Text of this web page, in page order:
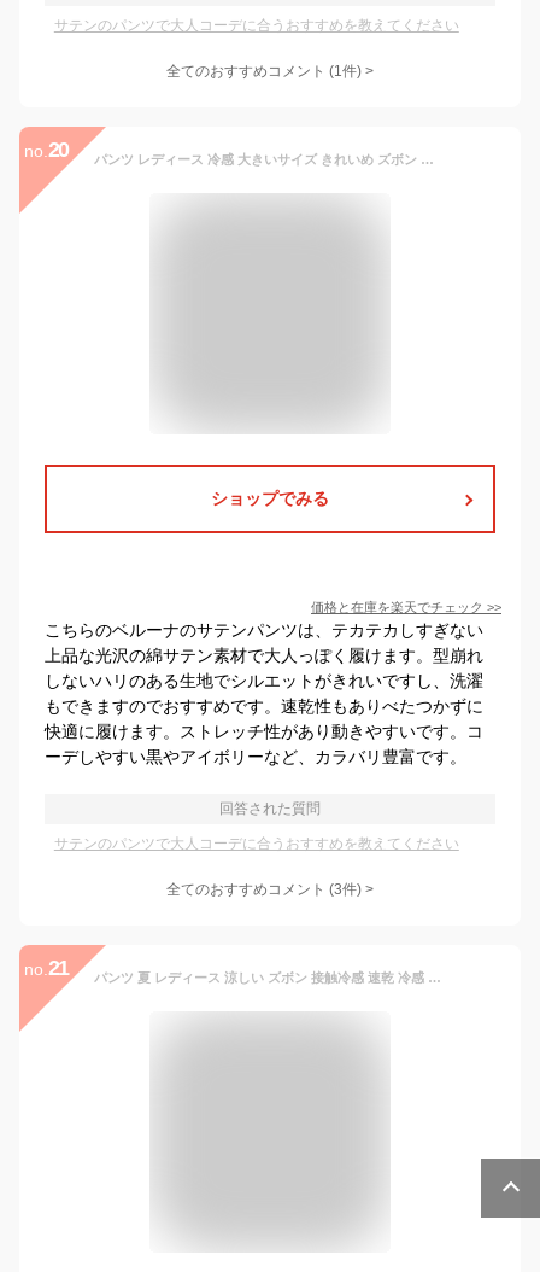
サテンのパンツで大人コーデに合うおすすめを教えてください
全てのおすすめコメント (1件) >
no. 20 パンツ レディース 冷感 大きいサイズ きれいめ ズボン ゆったり 夏 涼しい サラリ 速乾 綿サテン ストレッチ 接触冷感 ひんやり 吸汗速乾機 UV対策 カラーパンツ ストレッチ 2026夏 belluna ベルーナ S 股下64cm-5L 股下74cm 26su
ショップでみる
価格と在庫を楽天でチェック >>
こちらのベルーナのサテンパンツは、テカテカしすぎない
上品な光沢の綿サテン素材で大人っぽく履けます。型崩れ
しないハリのある生地でシルエットがきれいですし、洗濯
もできますのでおすすめです。速乾性もありべたつかずに
快適に履けます。ストレッチ性があり動きやすいです。コ
ーデしやすい黒やアイボリーなど、カラバリ豊富です。
回答された質問
サテンのパンツで大人コーデに合うおすすめを教えてください
全てのおすすめコメント (3件) >
no. 21 パンツ 夏 レディース 涼しい ズボン 接触冷感 速乾 冷感 ストレッチ 夏用 日本製 冷感パンツ UV 紫外線カット 涼しいパンツ 吸汗速乾 スラックス きれいめ 着痩せ 股下長め ハンパ丈 プルオン スキニー ロングパンツ ウエストゴム 大きいサイズ もあり 美脚 ズボン ナイロン